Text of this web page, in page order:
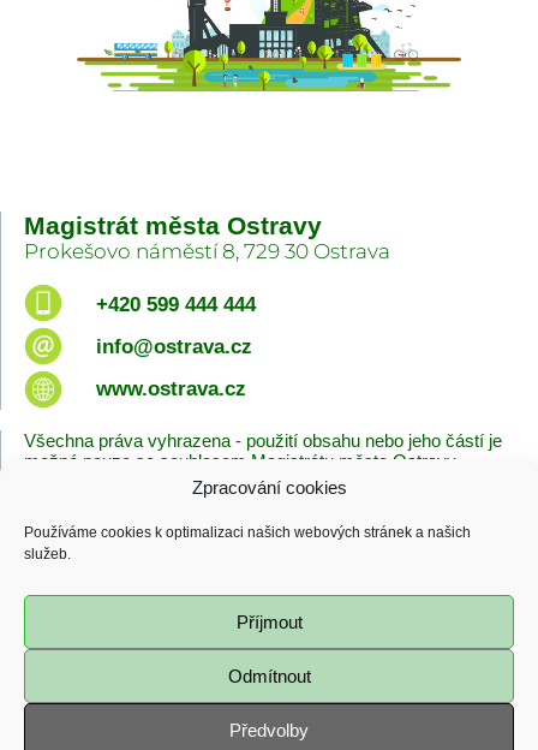
Zpracování cookies
Používáme cookies k optimalizaci našich webových stránek a našich
služeb.
Příjmout
Odmítnout
Předvolby
Magistrát města Ostravy
Prokešovo náměstí 8, 729 30 Ostrava
+420 599 444 444
info@ostrava.cz
www.ostrava.cz
Všechna práva vyhrazena - použití obsahu nebo jeho částí je
možné pouze se souhlasem Magistrátu města Ostravy.
Zásady cookies
Poslední změna